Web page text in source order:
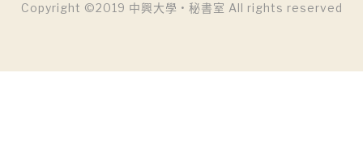
Copyright ©2019 中興大學 • 秘書室 All rights reserved